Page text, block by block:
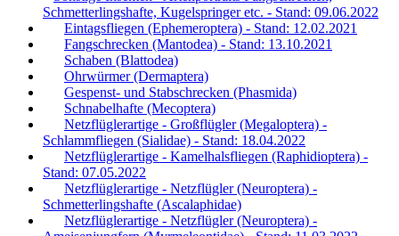
Schmetterlingshafte, Kugelspringer etc. - Stand: 09.06.2022
Eintagsfliegen (Ephemeroptera) - Stand: 12.02.2021
Fangschrecken (Mantodea) - Stand: 13.10.2021
Schaben (Blattodea)
Ohrwürmer (Dermaptera)
Gespenst- und Stabschrecken (Phasmida)
Schnabelhafte (Mecoptera)
Netzflüglerartige - Großflügler (Megaloptera) -
Schlammfliegen (Sialidae) - Stand: 18.04.2022
Netzflüglerartige - Kamelhalsfliegen (Raphidioptera) -
Stand: 07.05.2022
Netzflüglerartige - Netzflügler (Neuroptera) -
Schmetterlingshafte (Ascalaphidae)
Netzflüglerartige - Netzflügler (Neuroptera) -